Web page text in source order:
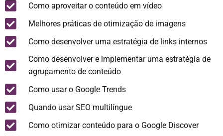
Como aproveitar o conteúdo em vídeo
Melhores práticas de otimização de imagens
Como desenvolver uma estratégia de links internos
Como desenvolver e implementar uma estratégia de
agrupamento de conteúdo
Como usar o Google Trends
Quando usar SEO multilíngue
Como otimizar conteúdo para o Google Discover